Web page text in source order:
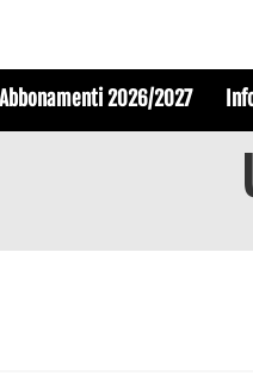
Abbonamenti 2026/2027